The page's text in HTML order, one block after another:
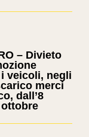
– Divieto
veicoli, negli
merci
dall’8